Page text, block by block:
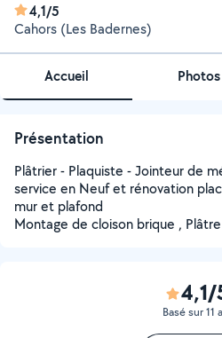
4,1/5
Cahors (Les Badernes)
Accueil Photos
Présentation
Plâtrier - Plaquiste - Jointeur de
service en Neuf et rénovation
mur et plafond
Montage de cloison brique , Plâtre
4,1/
Basé sur 11